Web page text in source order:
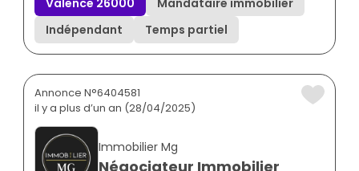
Indépendant
Temps partiel
Annonce N°6404581
il y a plus d’un an (28/04/2025)
Immobilier Mg
Négociateur Immobilier